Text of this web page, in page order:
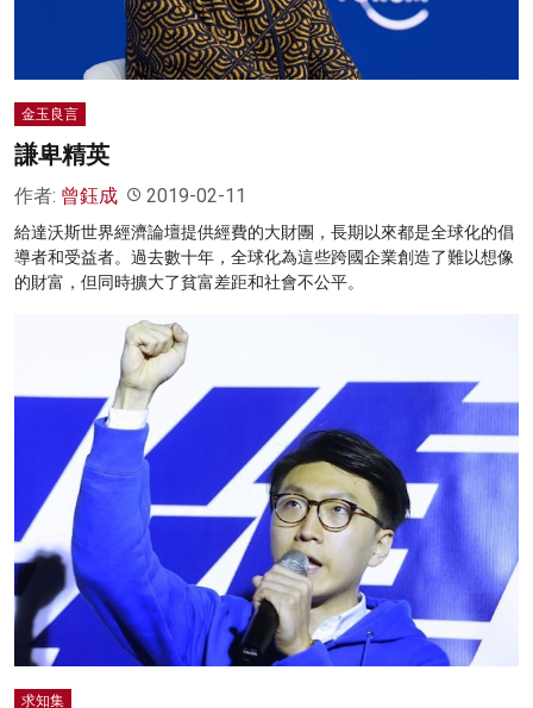
金玉良言
謙卑精英
作者: 曾鈺成 2019-02-11
給達沃斯世界經濟論壇提供經費的大財團，長期以來都是全球化的倡
導者和受益者。過去數十年，全球化為這些跨國企業創造了難以想像
的財富，但同時擴大了貧富差距和社會不公平。
求知集